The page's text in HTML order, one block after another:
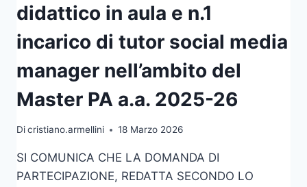
didattico in aula e n.1
incarico di tutor social media
manager nell’ambito del
Master PA a.a. 2025-26
Dicristiano.armellini 18 Marzo 2026
SI COMUNICA CHE LA DOMANDA DI
PARTECIPAZIONE, REDATTA SECONDO LO